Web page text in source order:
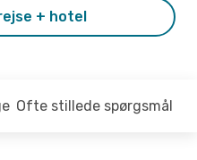
+ hotel
Ofte stillede spørgsmål